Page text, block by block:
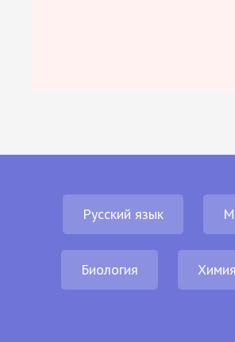
Русский язык
Биология Химия